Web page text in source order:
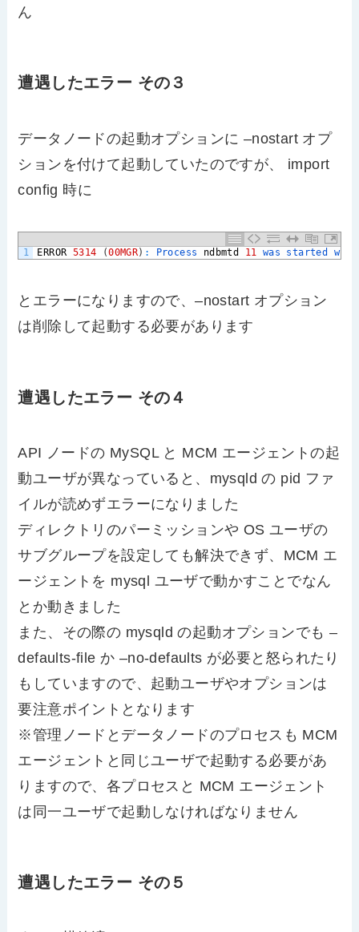
ん
遭遇したエラー その３
データノードの起動オプションに –nostart オプ
ションを付けて起動していたのですが、 import
config 時に
1 ERROR 5314 (00MGR) : Process ndbmtd 11 was started
とエラーになりますので、–nostart オプション
は削除して起動する必要があります
遭遇したエラー その４
API ノードの MySQL と MCM エージェントの起
動ユーザが異なっていると、mysqld の pid ファ
イルが読めずエラーになりました
ディレクトリのパーミッションや OS ユーザの
サブグループを設定しても解決できず、MCM エ
ージェントを mysql ユーザで動かすことでなん
とか動きました
また、その際の mysqld の起動オプションでも –
defaults-file か –no-defaults が必要と怒られたり
もしていますので、起動ユーザやオプションは
要注意ポイントとなります
※管理ノードとデータノードのプロセスも MCM
エージェントと同じユーザで起動する必要があ
りますので、各プロセスと MCM エージェント
は同一ユーザで起動しなければなりません
遭遇したエラー その５